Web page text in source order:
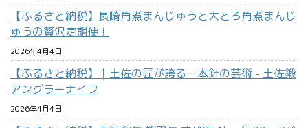
【ふるさと納税】長崎角煮まんじゅうと大とろ角煮まんじ
ゅうの贅沢定期便！
2026年4月4日
【ふるさと納税】｜土佐の匠が誇る一本針の芸術 - 土佐鍛
アングラーナイフ
2026年4月4日